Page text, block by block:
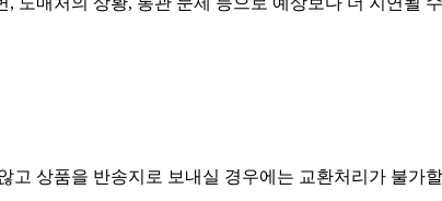
고 상품을 반송지로 보내실 경우에는 교환처리가 불가